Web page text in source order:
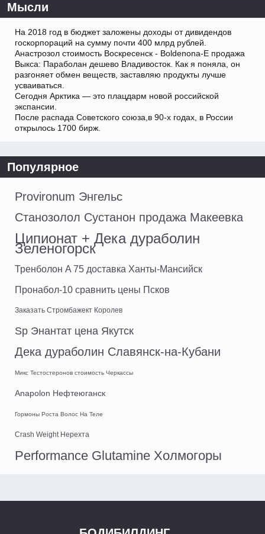
Мысли
На 2018 год в бюджет заложены доходы от дивидендов
госкорпораций на сумму почти 400 млрд рублей.
Анастрозол стоимость Воскресенск - Boldenona-E продажа
Выкса: Параболан дешево Владивосток. Как я поняла, он
разгоняет обмен веществ, заставляю продукты лучше
усваиваться.
Сегодня Арктика — это плацдарм новой российской
экспансии.
После распада Советского союза,в 90-х годах, в России
открылось 1700 бирж.
Популярное
Provironum Энгельс
Станозолол Сустанон продажа Макеевка
Ципионат + Дека дураболин
Зеленогорск
Тренболон A 75 доставка Ханты-Мансийск
Пронабол-10 сравнить цены Псков
Заказать Стромбажект Королев
Sp Энантат цена Якутск
Дека дураболин Славянск-на-Кубани
Микс Тестостеронов стоимость Черкассы
Anapolon Нефтеюганск
Гормоны Роста Волос На Теле
Crash Weight Нерехта
Performance Glutamine Холмогоры